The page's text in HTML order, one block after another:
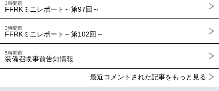
3時間前
FFRKミニレポート～第97回～
3時間前
FFRKミニレポート～第102回～
5時間前
装備召喚事前告知情報
最近コメントされた記事をもっと見る